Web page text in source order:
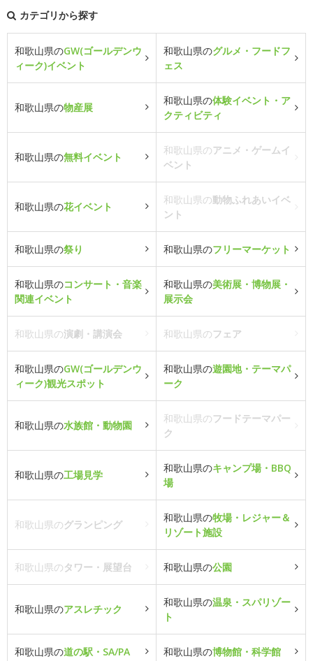
カテゴリから探す
和歌山県のGW(ゴールデンウ
ィーク)イベント
和歌山県のグルメ・フードフ
ェス
和歌山県の物産展
和歌山県の体験イベント・ア
クティビティ
和歌山県の無料イベント
和歌山県のアニメ・ゲームイ
ベント
和歌山県の花イベント
和歌山県の動物ふれあいイベ
ント
和歌山県の祭り 和歌山県のフリーマーケット
和歌山県のコンサート・音楽
関連イベント
和歌山県の美術展・博物展・
展示会
和歌山県の演劇・講演会 和歌山県のフェア
和歌山県のGW(ゴールデンウ
ィーク)観光スポット
和歌山県の遊園地・テーマパ
ーク
和歌山県の水族館・動物園
和歌山県のフードテーマパー
ク
和歌山県の工場見学
和歌山県のキャンプ場・BBQ
場
和歌山県のグランピング
和歌山県の牧場・レジャー＆
リゾート施設
和歌山県のタワー・展望台 和歌山県の公園
和歌山県のアスレチック
和歌山県の温泉・スパリゾー
ト
和歌山県の道の駅・SA/PA 和歌山県の博物館・科学館